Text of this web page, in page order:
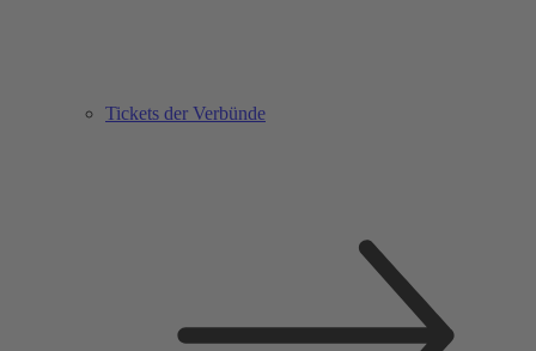
Tickets der Verbünde